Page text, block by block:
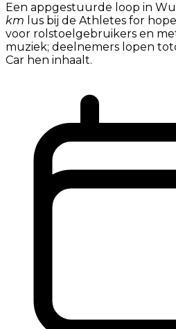
Een appgestuurde loop in
km lus bij de Athletes for
voor rolstoelgebruikers en
muziek; deelnemers lopen
Car hen inhaalt.